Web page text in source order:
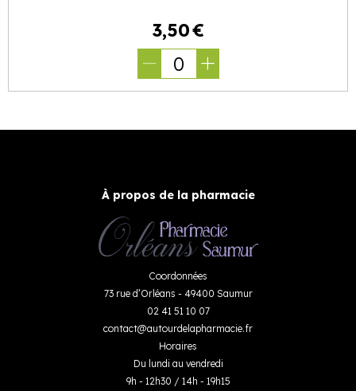
3,50€
0
À propos de la pharmacie
Coordonnées
73 rue d’Orléans - 49400 Saumur
02 41 51 10 07
contact@autourdelapharmacie.fr
Horaires
Du lundi au vendredi
9h - 12h30 / 14h - 19h15